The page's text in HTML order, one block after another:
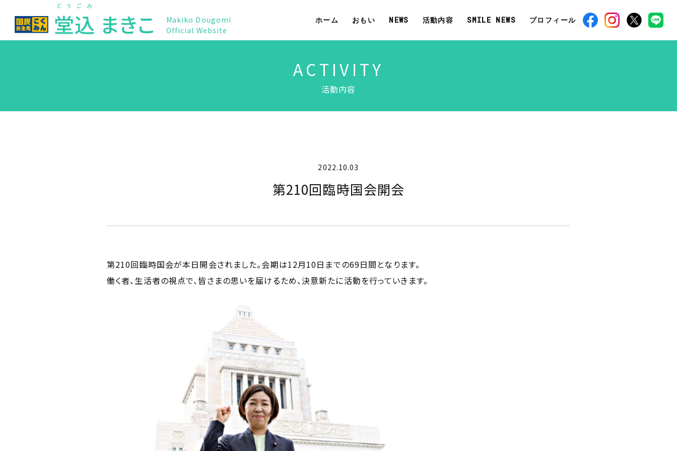
堂込
どうごみ
まきこ
Makiko Dougomi
Official Website
ホーム おもい NEWS 活動内容 SMILE NEWS プロフィール
ACTIVITY
活動内容
2022.10.03
第210回臨時国会開会
第210回臨時国会が本日開会されました。会期は12月10日までの69日間となります。
働く者、生活者の視点で、皆さまの思いを届けるため、決意新たに活動を行っていきます。